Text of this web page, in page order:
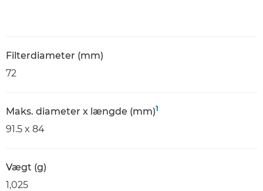
Filterdiameter (mm)
72
Maks. diameter x længde (mm)1
91.5 x 84
Vægt (g)
1,025